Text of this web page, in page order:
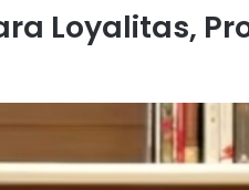
Loyalitas,